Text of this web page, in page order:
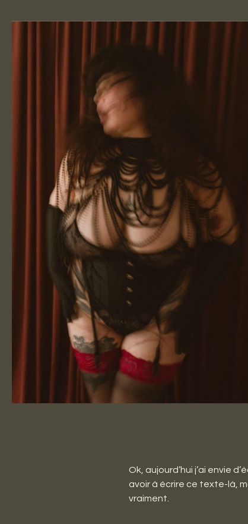
Ok, aujourd’hui j’ai envie
avoir à écrire ce texte-là,
vraiment.